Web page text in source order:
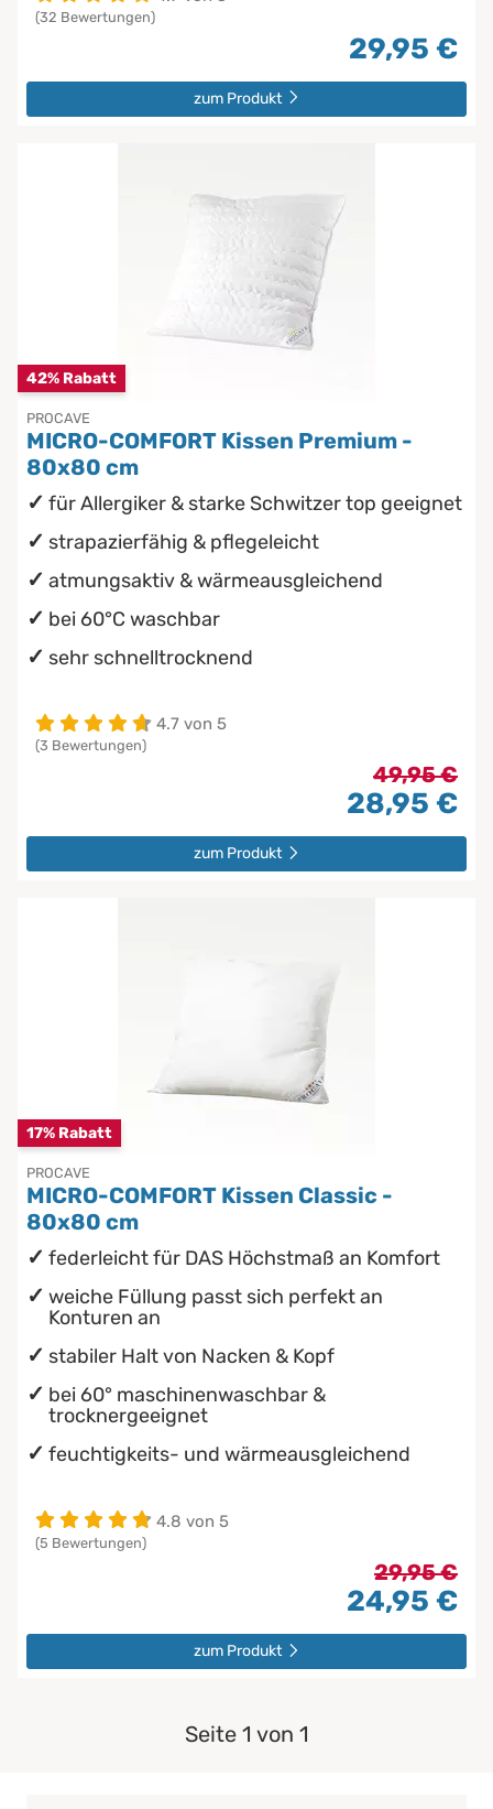
(32 Bewertungen)
29,95 €
zum Produkt
42% Rabatt
PROCAVE
MICRO-COMFORT Kissen Premium -
80x80 cm
für Allergiker & starke Schwitzer top geeignet
strapazierfähig & pflegeleicht
atmungsaktiv & wärmeausgleichend
bei 60°C waschbar
sehr schnelltrocknend
4.7 von 5
(3 Bewertungen)
49,95 €
28,95 €
zum Produkt
17% Rabatt
PROCAVE
MICRO-COMFORT Kissen Classic -
80x80 cm
federleicht für DAS Höchstmaß an Komfort
weiche Füllung passt sich perfekt an
Konturen an
stabiler Halt von Nacken & Kopf
bei 60° maschinenwaschbar &
trocknergeeignet
feuchtigkeits- und wärmeausgleichend
4.8 von 5
(5 Bewertungen)
29,95 €
24,95 €
zum Produkt
Seite 1 von 1